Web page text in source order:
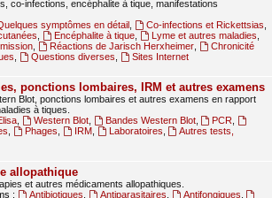
co-infections, encéphalite à tique, manifestations
symptômes en détail, Co-infections et Rickettsias
Encéphalite à tique, Lyme et autres maladies
, Réactions de Jarisch Herxheimer,
Chronicité
Questions diverses
Sites Internet
ponctions lombaires, IRM et autres examens
Blot, ponctions lombaires et autres examens en rapport
à tiques.
, Western Blot, Bandes Western Blot, PCR
Phages IRM, Laboratoires
Autres tests,
allopathique
et autres médicaments allopathiques.
:
Antibiotiques Antiparasitaires Antifongiques